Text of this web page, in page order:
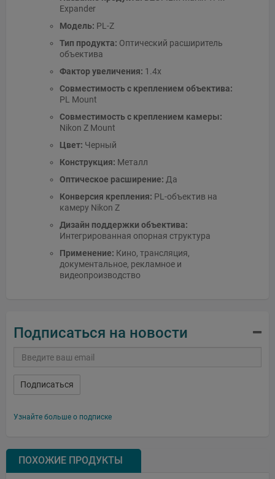
Expander
Модель: PL-Z
Тип продукта: Оптический расширитель
объектива
Фактор увеличения: 1.4x
Совместимость с креплением объектива:
PL Mount
Совместимость с креплением камеры:
Nikon Z Mount
Цвет: Черный
Конструкция: Металл
Оптическое расширение: Да
Конверсия крепления: PL-объектив на
камеру Nikon Z
Дизайн поддержки объектива:
Интегрированная опорная структура
Применение: Кино, трансляция,
документальное, рекламное и
видеопроизводство
Подписаться на новости
Подписаться
Узнайте больше о подписке
ПОХОЖИЕ ПРОДУКТЫ